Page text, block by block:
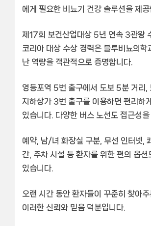
에게 필요한 비뇨기 건강 솔루션을 제공
제17회 보건산업대상 5년 연속 3관왕
코리아 대상 수상 경력은 블루비뇨의학
난 역량을 객관적으로 증명합니다.
영등포역 5번 출구에서 도보 5분 거리,
지하상가 3번 출구를 이용하면 편리하
있습니다. 다양한 버스 노선도 접근성을
예약, 남/녀 화장실 구분, 무선 인터넷,
간, 주차 시설 등 환자를 위한 편의 옵션
있습니다.
오랜 시간 동안 환자들이 꾸준히 찾아
이러한 신뢰와 믿음 덕분입니다.